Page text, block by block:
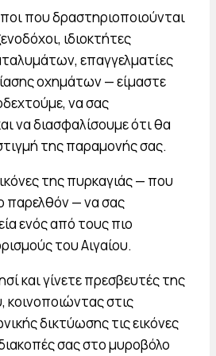
που δραστηριοποιούνται
ιδιοκτήτες
επαγγελματίες
οχημάτων — είμαστε
να σας
να διασφαλίσουμε ότι θα
της παραμονής σας.
της πυρκαγιάς — που
παρελθόν — να σας
ενός από τους πιο
του Αιγαίου.
και γίνετε πρεσβευτές της
κοινοποιώντας στις
δικτύωσης τις εικόνες
σας στο μυροβόλο